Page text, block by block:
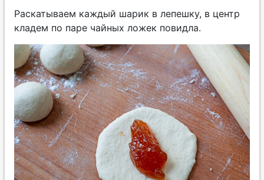
Раскатываем каждый шарик в лепешку, в центр
кладем по паре чайных ложек повидла.